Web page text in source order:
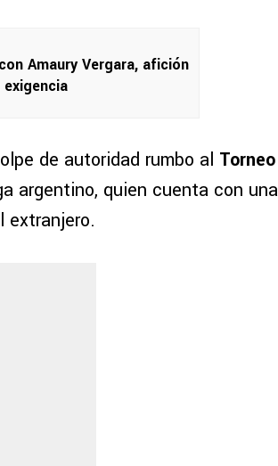
Amaury Vergara, afición
de autoridad rumbo al Torneo
argentino, quien cuenta con una
extranjero.